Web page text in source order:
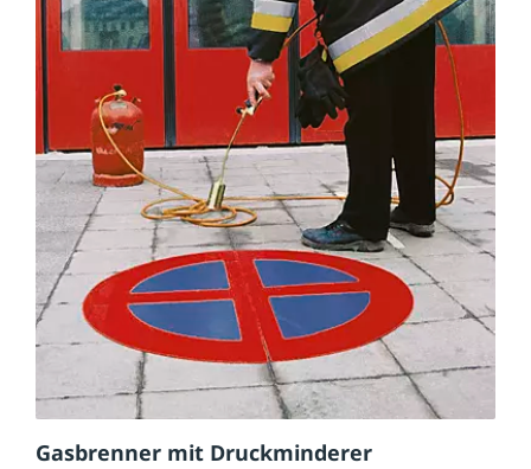
Gasbrenner mit Druckminderer